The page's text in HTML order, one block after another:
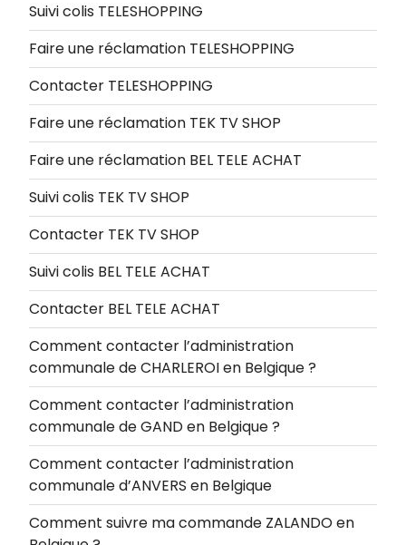
Suivi colis TELESHOPPING
Faire une réclamation TELESHOPPING
Contacter TELESHOPPING
Faire une réclamation TEK TV SHOP
Faire une réclamation BEL TELE ACHAT
Suivi colis TEK TV SHOP
Contacter TEK TV SHOP
Suivi colis BEL TELE ACHAT
Contacter BEL TELE ACHAT
Comment contacter l’administration
communale de CHARLEROI en Belgique ?
Comment contacter l’administration
communale de GAND en Belgique ?
Comment contacter l’administration
communale d’ANVERS en Belgique
Comment suivre ma commande ZALANDO en